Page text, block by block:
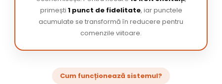
primești 1 punct de fidelitate, iar punctele
acumulate se transformă în reducere pentru
comenzile viitoare.
Cum funcționează sistemul?